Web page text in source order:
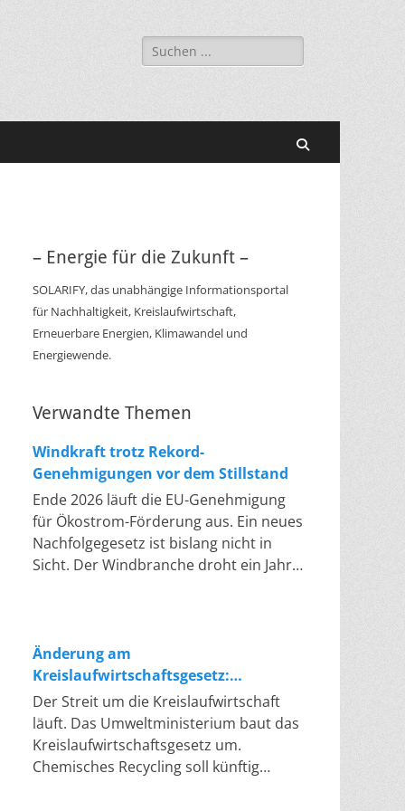
Suchen
nach:
– Energie für die Zukunft –
SOLARIFY, das unabhängige Informationsportal
für Nachhaltigkeit, Kreislaufwirtschaft,
Erneuerbare Energien, Klimawandel und
Energiewende.
Verwandte Themen
Windkraft trotz Rekord-
Genehmigungen vor dem Stillstand
Ende 2026 läuft die EU-Genehmigung
für Ökostrom-Förderung aus. Ein neues
Nachfolgegesetz ist bislang nicht in
Sicht. Der Windbranche droht ein Jahr,
Problem hat die Politik tatsächlich
gelöst, die Verfahren laufen heute
deutlich schneller. Die Halbjahresbilanz
der Branche bestätigt dieses Muster:
So viele Windräder wie nie zuvor
wurden genehmigt, doch im ersten
Halbjahr gingen netto nur rund zwei
Änderung am
Kreislaufwirtschaftsgesetz:
Chemisches Recycling soll Lücke
füllen
Der Streit um die Kreislaufwirtschaft
läuft. Das Umweltministerium baut das
Kreislaufwirtschaftsgesetz um.
Chemisches Recycling soll künftig